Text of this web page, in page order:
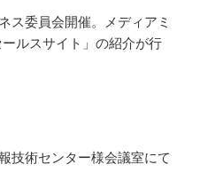
ス委員会開催。メディアミ
ルスサイト」の紹介が行
技術センター様会議室にて